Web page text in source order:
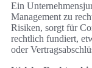
Ein
Management zu
Risiken, sorgt für
rechtlich fundiert,
oder